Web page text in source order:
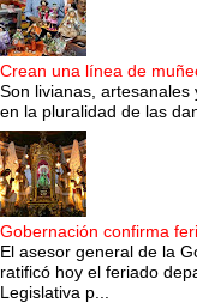
Crean una línea de
Son livianas,
en la pluralidad de las
Gobernación confirma
El asesor general de la
ratificó hoy el feriado
Legislativa p...